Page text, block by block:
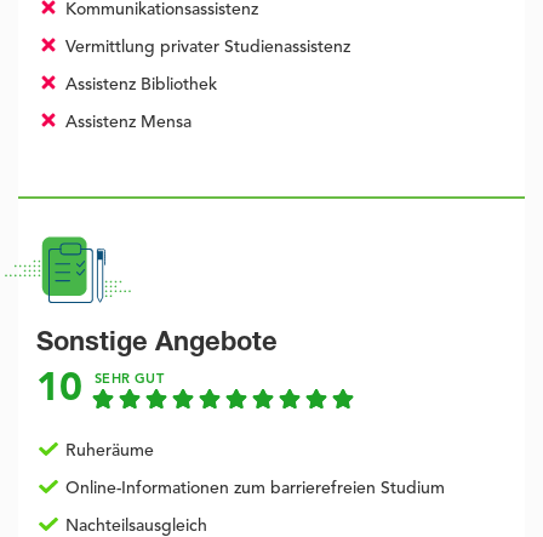
Kommunikationsassistenz
Vermittlung privater Studienassistenz
Assistenz Bibliothek
Assistenz Mensa
Sonstige Angebote
10 SEHR GUT
Ruheräume
Online-Informationen zum barrierefreien Studium
Nachteilsausgleich